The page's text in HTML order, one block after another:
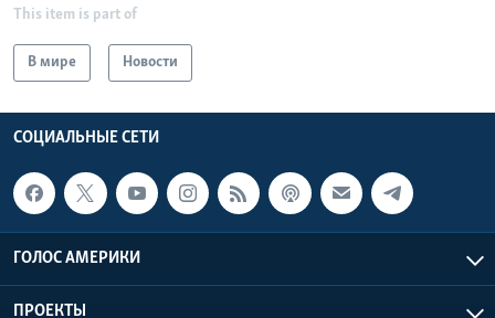
This item is part of
В мире Новости
СОЦИАЛЬНЫЕ СЕТИ
ГОЛОС АМЕРИКИ
ПРОЕКТЫ